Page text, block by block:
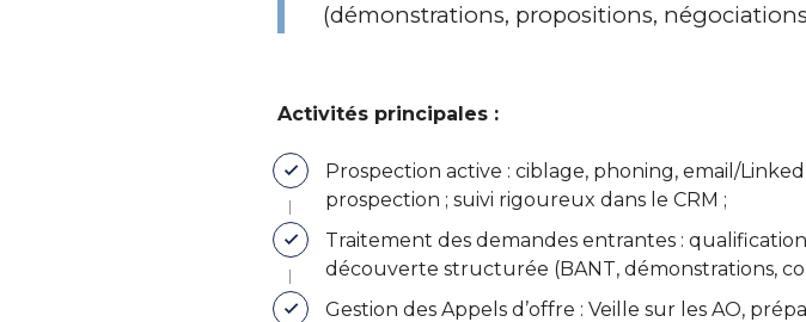
(démonstrations, propositions,
Activités principales :
Prospection active : ciblage, phoning, email/
prospection ; suivi rigoureux dans le CRM ;
Traitement des demandes entrantes :
découverte structurée (BANT, démonstrations,
Gestion des Appels d’offre : Veille sur les AO,